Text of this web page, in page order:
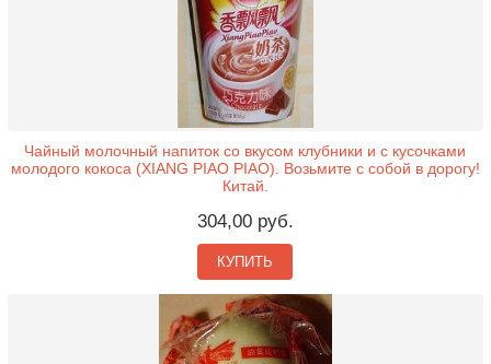
Чайный молочный напиток со вкусом клубники и с кусочками
молодого кокоса (XIANG PIAO PIAO). Возьмите с собой в дорогу!
Китай.
304,00 руб.
КУПИТЬ